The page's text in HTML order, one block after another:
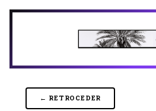
← RETROCEDER